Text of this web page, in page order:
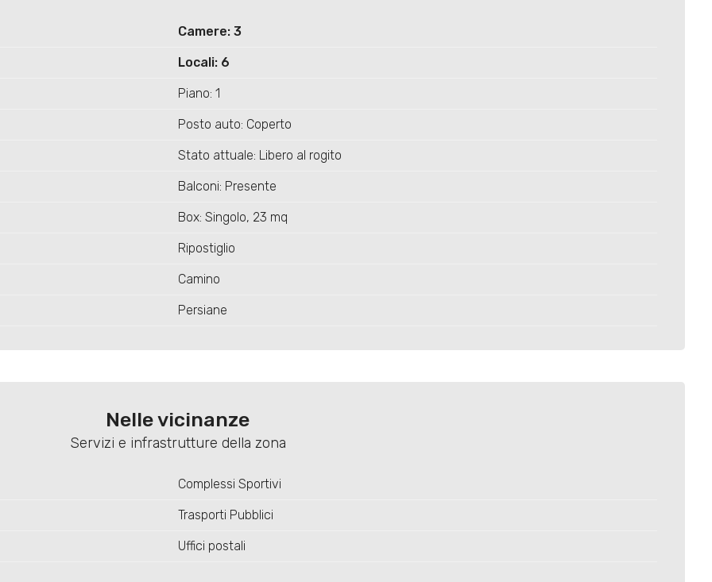
Camere: 3
Locali: 6
Piano: 1
Posto auto: Coperto
Stato attuale: Libero al rogito
Balconi: Presente
Box: Singolo, 23 mq
Ripostiglio
Camino
Persiane
Nelle vicinanze
Servizi e infrastrutture della zona
Complessi Sportivi
Trasporti Pubblici
Uffici postali